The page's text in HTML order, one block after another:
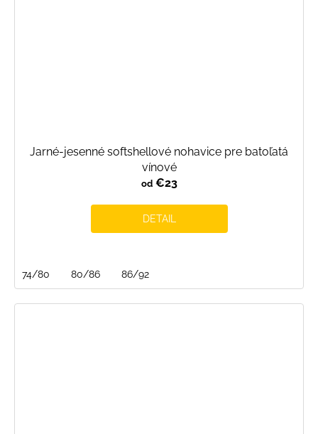
Jarné-jesenné softshellové nohavice pre batoľatá
vínové
od€23
DETAIL
74/80 80/86 86/92